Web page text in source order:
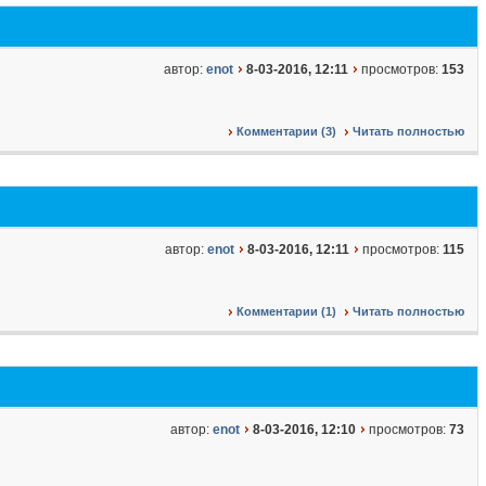
автор: enot 8-03-2016, 12:11 просмотров: 153
Комментарии (3) Читать полностью
автор: enot 8-03-2016, 12:11 просмотров: 115
Комментарии (1) Читать полностью
автор: enot 8-03-2016, 12:10 просмотров: 73